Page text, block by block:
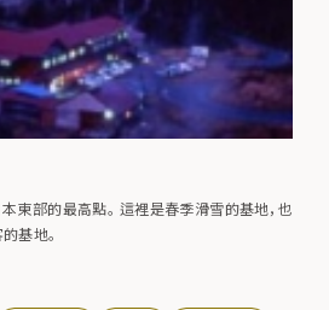
東部的最高點。 這裡是春季滑雪的基地，也
基地。